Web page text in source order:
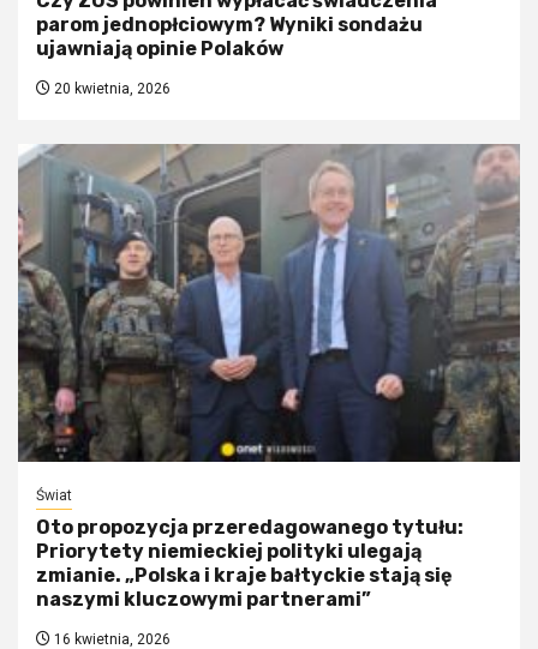
parom jednopłciowym? Wyniki sondażu
ujawniają opinie Polaków
20 kwietnia, 2026
Świat
Oto propozycja przeredagowanego tytułu:
Priorytety niemieckiej polityki ulegają
zmianie. „Polska i kraje bałtyckie stają się
naszymi kluczowymi partnerami”
16 kwietnia, 2026